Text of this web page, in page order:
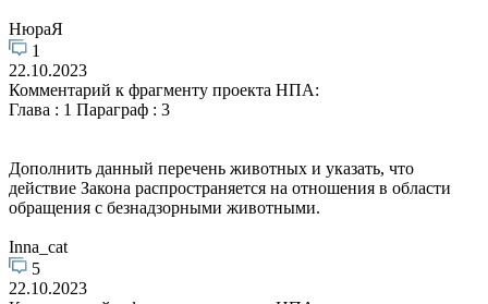
НюраЯ
1
22.10.2023
Комментарий к фрагменту проекта НПА:
Глава : 1 Параграф : 3
Дополнить данный перечень животных и указать, что
действие Закона распространяется на отношения в области
обращения с безнадзорными животными.
Inna_cat
5
22.10.2023